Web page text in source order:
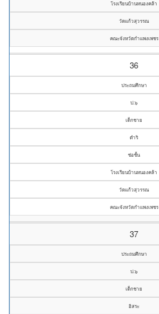
โรงเรียนบ้านหนองคล้า
วัดแก้วสุวรรณ
คณะจังหวัดกำแพงเพชร
36
ประถมศึกษา
ป.๖
เด็กชาย
ดำริ
ช่อชั้น
โรงเรียนบ้านหนองคล้า
วัดแก้วสุวรรณ
คณะจังหวัดกำแพงเพชร
37
ประถมศึกษา
ป.๖
เด็กชาย
อิสระ